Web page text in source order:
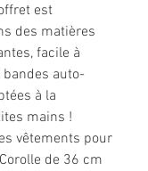
est
des matières
facile à
auto-
à la
mains !
vêtements pour
de 36 cm